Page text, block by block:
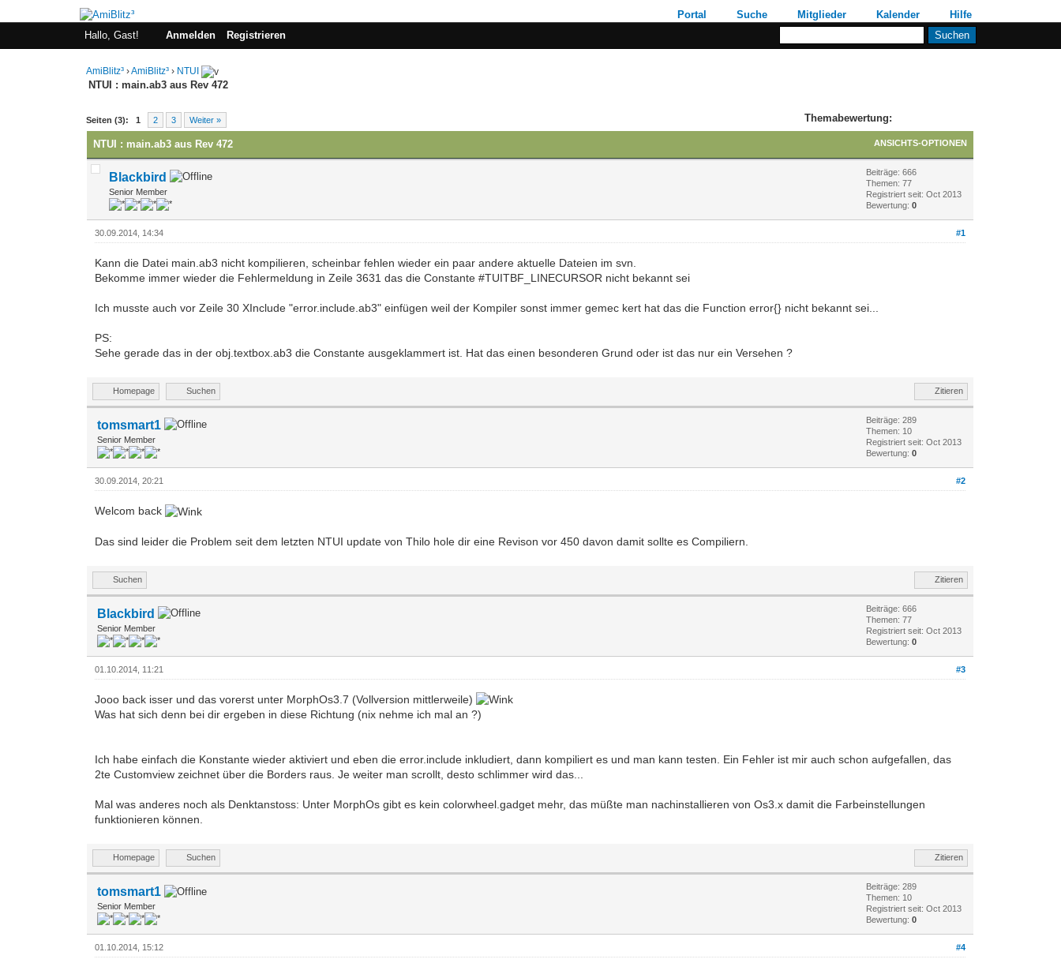
Portal Suche Mitglieder Kalender
Hilfe
Hallo, Gast!
Anmelden Registrieren
AmiBlitz³ ›AmiBlitz³ › NTUI
NTUI : main.ab3 aus Rev 472
Seiten (3): 1 2 3 Weiter » Themabewertung:
0 Bewertung(en) - 0 im Durchschnitt
1
2
3
4
5
ANSICHTS-OPTIONEN
NTUI : main.ab3 aus Rev 472
Blackbird
Senior Member
Beiträge: 666
Themen: 77
Registriert seit: Oct 2013
Bewertung:0
#1
30.09.2014, 14:34
Kann die Datei main.ab3 nicht kompilieren, scheinbar fehlen wieder ein paar andere aktuelle Dateien im svn.
Bekomme immer wieder die Fehlermeldung in Zeile 3631 das die Constante #TUITBF_LINECURSOR nicht bekannt sei
Ich musste auch vor Zeile 30 XInclude "error.include.ab3" einfügen weil der Kompiler sonst immer gemec kert hat das die Function error{} nicht bekannt sei...
PS:
Sehe gerade das in der obj.textbox.ab3 die Constante ausgeklammert ist. Hat das einen besonderen Grund oder ist das nur ein Versehen ?
Homepage Suchen Zitieren
tomsmart1
Senior Member
Beiträge: 289
Themen: 10
Registriert seit: Oct 2013
Bewertung:0
#2
30.09.2014, 20:21
Welcom back
Das sind leider die Problem seit dem letzten NTUI update von Thilo hole dir eine Revison vor 450 davon damit sollte es Compiliern.
Suchen Zitieren
Blackbird
Senior Member
Beiträge: 666
Themen: 77
Registriert seit: Oct 2013
Bewertung:0
#3
01.10.2014, 11:21
Jooo back isser und das vorerst unter MorphOs3.7 (Vollversion mittlerweile)
Was hat sich denn bei dir ergeben in diese Richtung (nix nehme ich mal an ?)
Ich habe einfach die Konstante wieder aktiviert und eben die error.include inkludiert, dann kompiliert es und man kann testen. Ein Fehler ist mir auch schon aufgefallen, das
2te Customview zeichnet über die Borders raus. Je weiter man scrollt, desto schlimmer wird das...
Mal was anderes noch als Denktanstoss: Unter MorphOs gibt es kein colorwheel.gadget mehr, das müßte man nachinstallieren von Os3.x damit die Farbeinstellungen
funktionieren können.
Homepage Suchen Zitieren
tomsmart1
Senior Member
Beiträge: 289
Themen: 10
Registriert seit: Oct 2013
Bewertung:0
#4
01.10.2014, 15:12